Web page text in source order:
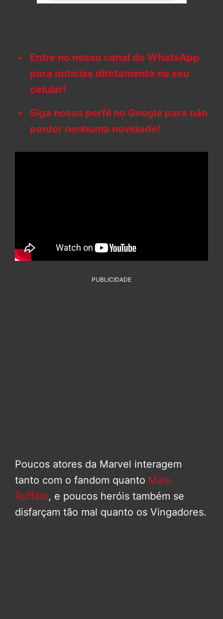
Entre no nosso canal do WhatsApp
para notícias diretamente no seu
celular!
Siga nosso perfil no Google para não
perder nenhuma novidade!
PUBLICIDADE
Poucos atores da Marvel interagem
tanto com o fandom quanto Mark
Ruffalo, e poucos heróis também se
disfarçam tão mal quanto os Vingadores.